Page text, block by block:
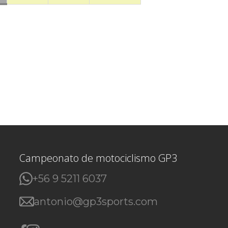
Campeonato de motociclismo GP3
+56 9 5211 6037
antonio@gp3sports.com